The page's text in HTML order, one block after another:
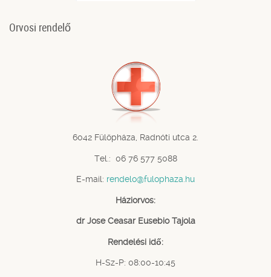
Orvosi rendelő
6042 Fülöpháza, Radnóti utca 2.
Tel.: 06 76 577 5088
E-mail: rendelo@fulophaza.hu
Háziorvos:
dr Jose Ceasar Eusebio Tajola
Rendelési idő:
H-Sz-P: 08:00-10:45